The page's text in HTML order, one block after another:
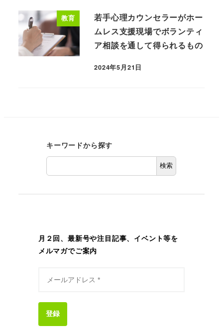
教育
若手心理カウンセラーがホー
ムレス支援現場でボランティ
ア相談を通して得られるもの
2024年5月21日
キーワードから探す
検索
月２回、最新号や注目記事、イベント等を
メルマガでご案内
登録